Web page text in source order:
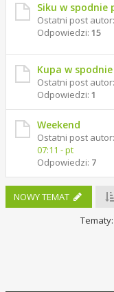
Siku w spodnie
Ostatni post autor:
Odpowiedzi: 15
Kupa w spodnie
Ostatni post autor:
Odpowiedzi: 1
Weekend
Ostatni post autor:
07:11 - pt
Odpowiedzi: 7
NOWY TEMAT